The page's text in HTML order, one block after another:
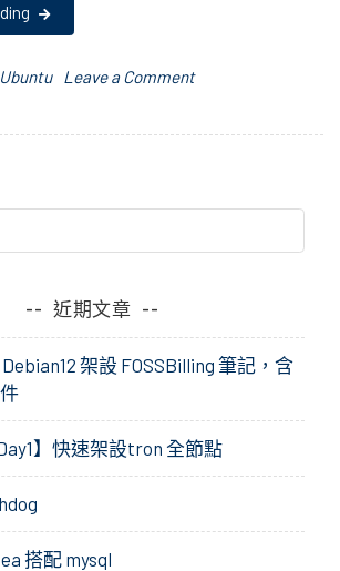
Ubuntu Leave a Commenton
+
近期文章
架設 FOSSBilling 筆記，含
】快速架設tron 全節點
搭配 mysql